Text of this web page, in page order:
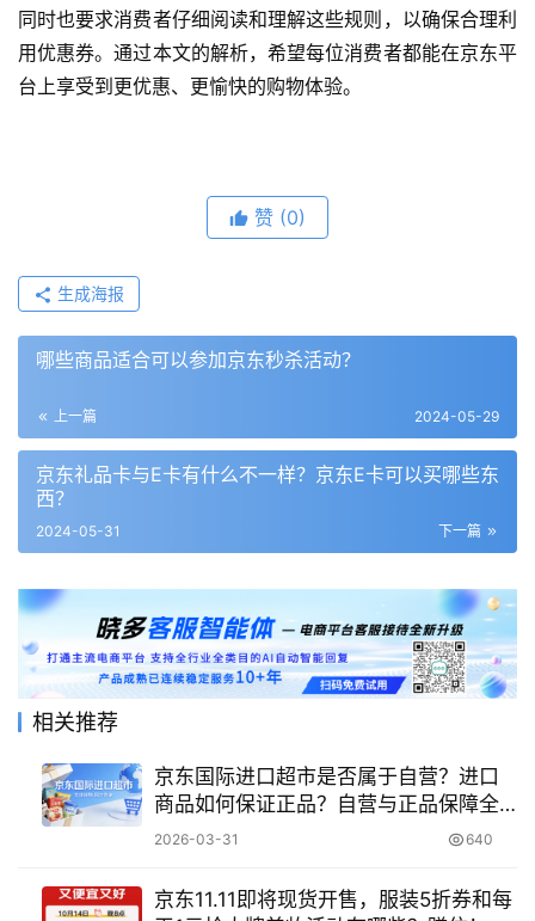
同时也要求消费者仔细阅读和理解这些规则，以确保合理利
用优惠券。通过本文的解析，希望每位消费者都能在京东平
台上享受到更优惠、更愉快的购物体验。
赞 (0)
生成海报
哪些商品适合可以参加京东秒杀活动？
上一篇 2024-05-29
京东礼品卡与E卡有什么不一样？京东E卡可以买哪些东
西？
下一篇
2024-05-31
相关推荐
京东国际进口超市是否属于自营？进口
商品如何保证正品？自营与正品保障全
解析!
2026-03-31 640
京东11.11即将现货开售，服装5折券和每